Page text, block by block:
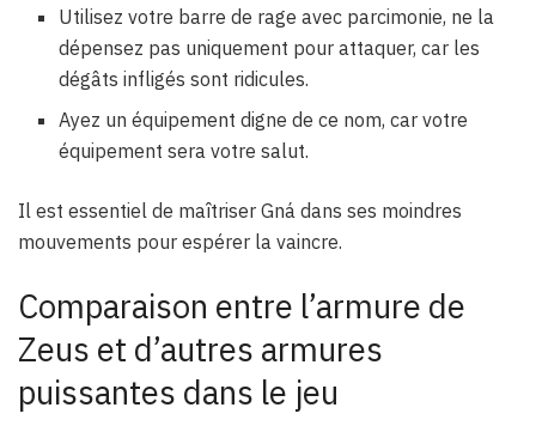
Utilisez votre barre de rage avec parcimonie, ne la
dépensez pas uniquement pour attaquer, car les
dégâts infligés sont ridicules.
Ayez un équipement digne de ce nom, car votre
équipement sera votre salut.
Il est essentiel de maîtriser Gná dans ses moindres
mouvements pour espérer la vaincre.
Comparaison entre l’armure de
Zeus et d’autres armures
puissantes dans le jeu